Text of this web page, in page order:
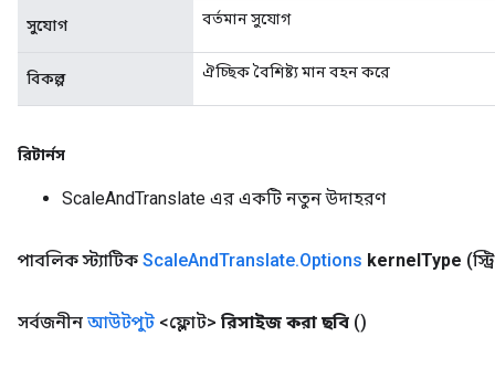
সুযোগ বর্তমান সুযোগ
বিকল্প ঐচ্ছিক বৈশিষ্ট্য মান বহন করে
রিটার্নস
ScaleAndTranslate এর একটি নতুন উদাহরণ
পাবলিক স্ট্যাটিক ScaleAndTranslate.Options kernelType
সর্বজনীন আউটপুট <ফ্লোট> রিসাইজ করা ছবি ()